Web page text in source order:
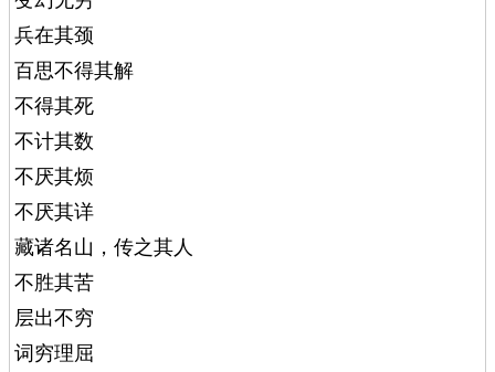
兵在其颈
百思不得其解
不得其死
不计其数
不厌其烦
不厌其详
藏诸名山，传之其人
不胜其苦
层出不穷
词穷理屈